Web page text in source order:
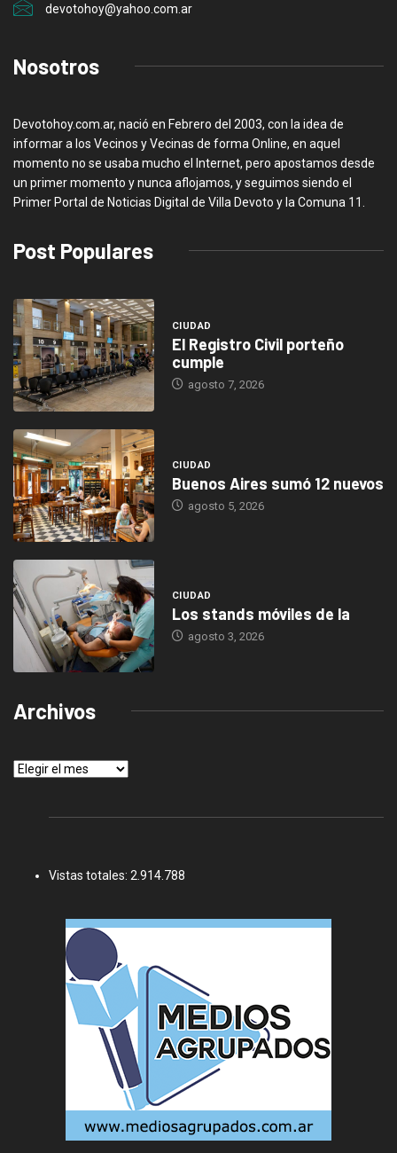
devotohoy@yahoo.com.ar
Nosotros
Devotohoy.com.ar, nació en Febrero del 2003, con la idea de
informar a los Vecinos y Vecinas de forma Online, en aquel
momento no se usaba mucho el Internet, pero apostamos desde
un primer momento y nunca aflojamos, y seguimos siendo el
Primer Portal de Noticias Digital de Villa Devoto y la Comuna 11.
Post Populares
CIUDAD
El Registro Civil porteño
cumple
agosto 7, 2026
CIUDAD
Buenos Aires sumó 12 nuevos
agosto 5, 2026
CIUDAD
Los stands móviles de la
agosto 3, 2026
Archivos
Archivos
Vistas totales: 2.914.788